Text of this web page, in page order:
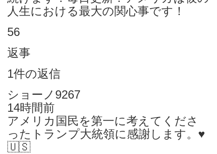
人生における最大の関心事です！
56
返事
1件の返信
ショーノ9267
14時間前
アメリカ国民を第一に考えてくださ
ったトランプ大統領に感謝します。♥️
🇺🇸